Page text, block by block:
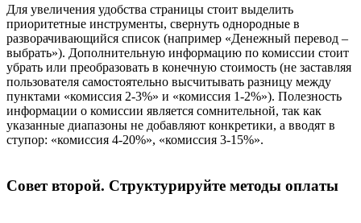
Для увеличения удобства страницы стоит выделить
приоритетные инструменты, свернуть однородные в
разворачивающийся список (например «Денежный перевод –
выбрать»). Дополнительную информацию по комиссии стоит
убрать или преобразовать в конечную стоимость (не заставляя
пользователя самостоятельно высчитывать разницу между
пунктами «комиссия 2-3%» и «комиссия 1-2%»). Полезность
информации о комиссии является сомнительной, так как
указанные диапазоны не добавляют конкретики, а вводят в
ступор: «комиссия 4-20%», «комиссия 3-15%».
Совет второй. Структурируйте методы оплаты